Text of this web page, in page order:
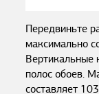
Передвиньте
максимально
Вертикальные
полос обоев.
составляет 103